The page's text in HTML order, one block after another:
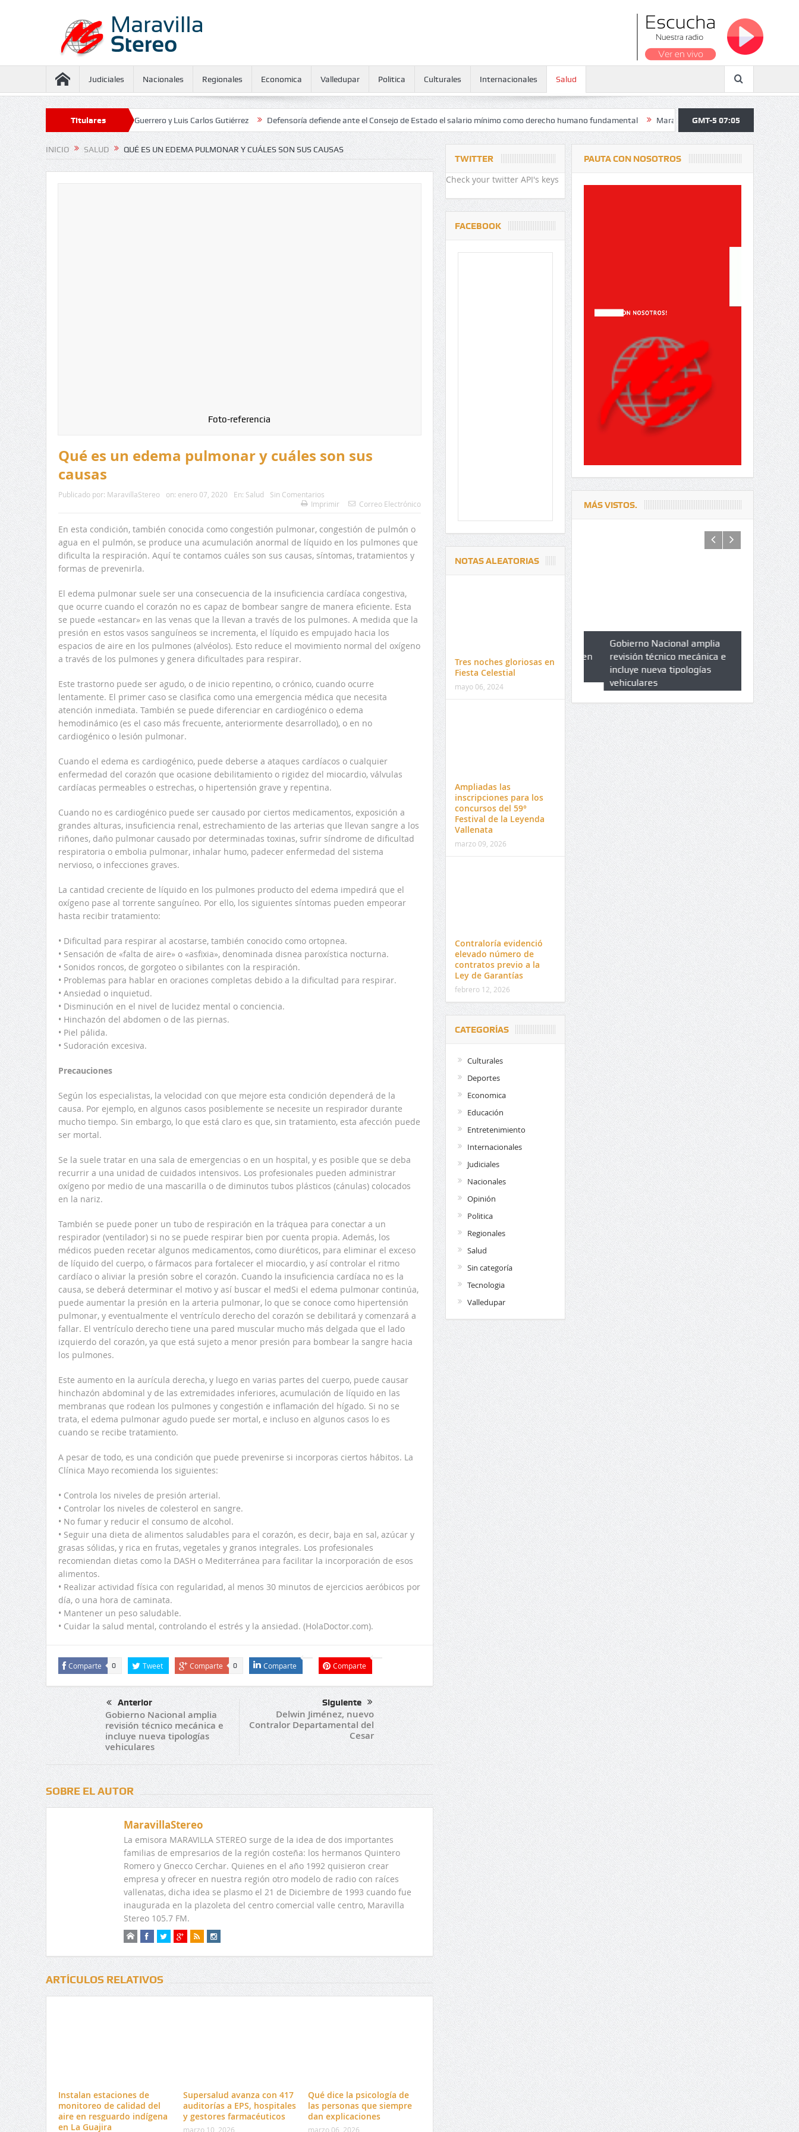
Judiciales Nacionales Regionales Economica Valledupar Politica Culturales Internacionales Salud
Titulares
contra Juliana Guerrero y Luis Carlos Gutiérrez Defensoría defiende ante el Consejo de Estado el salario mínimo como derecho humano fundamental Maratón atendió a más de 38.000 jóvenes y
GMT-5 07:05
INICIO SALUD QUÉ ES UN EDEMA PULMONAR Y CUÁLES SON SUS CAUSAS
Foto-referencia
Qué es un edema pulmonar y cuáles son sus
causas
Publicado por: MaravillaStereo on: enero 07, 2020 En: Salud
Sin Comentarios
Imprimir
Correo Electrónico
En esta condición, también conocida como congestión pulmonar, congestión de pulmón o
agua en el pulmón, se produce una acumulación anormal de líquido en los pulmones que
dificulta la respiración. Aquí te contamos cuáles son sus causas, síntomas, tratamientos y
formas de prevenirla.
El edema pulmonar suele ser una consecuencia de la insuficiencia cardíaca congestiva,
que ocurre cuando el corazón no es capaz de bombear sangre de manera eficiente. Esta
se puede «estancar» en las venas que la llevan a través de los pulmones. A medida que la
presión en estos vasos sanguíneos se incrementa, el líquido es empujado hacia los
espacios de aire en los pulmones (alvéolos). Esto reduce el movimiento normal del oxígeno
a través de los pulmones y genera dificultades para respirar.
Este trastorno puede ser agudo, o de inicio repentino, o crónico, cuando ocurre
lentamente. El primer caso se clasifica como una emergencia médica que necesita
atención inmediata. También se puede diferenciar en cardiogénico o edema
hemodinámico (es el caso más frecuente, anteriormente desarrollado), o en no
cardiogénico o lesión pulmonar.
Cuando el edema es cardiogénico, puede deberse a ataques cardíacos o cualquier
enfermedad del corazón que ocasione debilitamiento o rigidez del miocardio, válvulas
cardíacas permeables o estrechas, o hipertensión grave y repentina.
Cuando no es cardiogénico puede ser causado por ciertos medicamentos, exposición a
grandes alturas, insuficiencia renal, estrechamiento de las arterias que llevan sangre a los
riñones, daño pulmonar causado por determinadas toxinas, sufrir síndrome de dificultad
respiratoria o embolia pulmonar, inhalar humo, padecer enfermedad del sistema
nervioso, o infecciones graves.
La cantidad creciente de líquido en los pulmones producto del edema impedirá que el
oxígeno pase al torrente sanguíneo. Por ello, los siguientes síntomas pueden empeorar
hasta recibir tratamiento:
• Dificultad para respirar al acostarse, también conocido como ortopnea.
• Sensación de «falta de aire» o «asfixia», denominada disnea paroxística nocturna.
• Sonidos roncos, de gorgoteo o sibilantes con la respiración.
• Problemas para hablar en oraciones completas debido a la dificultad para respirar.
• Ansiedad o inquietud.
• Disminución en el nivel de lucidez mental o conciencia.
• Hinchazón del abdomen o de las piernas.
• Piel pálida.
• Sudoración excesiva.
Precauciones
Según los especialistas, la velocidad con que mejore esta condición dependerá de la
causa. Por ejemplo, en algunos casos posiblemente se necesite un respirador durante
mucho tiempo. Sin embargo, lo que está claro es que, sin tratamiento, esta afección puede
ser mortal.
Se la suele tratar en una sala de emergencias o en un hospital, y es posible que se deba
recurrir a una unidad de cuidados intensivos. Los profesionales pueden administrar
oxígeno por medio de una mascarilla o de diminutos tubos plásticos (cánulas) colocados
en la nariz.
También se puede poner un tubo de respiración en la tráquea para conectar a un
respirador (ventilador) si no se puede respirar bien por cuenta propia. Además, los
médicos pueden recetar algunos medicamentos, como diuréticos, para eliminar el exceso
de líquido del cuerpo, o fármacos para fortalecer el miocardio, y así controlar el ritmo
cardíaco o aliviar la presión sobre el corazón. Cuando la insuficiencia cardíaca no es la
causa, se deberá determinar el motivo y así buscar el medSi el edema pulmonar continúa,
puede aumentar la presión en la arteria pulmonar, lo que se conoce como hipertensión
pulmonar, y eventualmente el ventrículo derecho del corazón se debilitará y comenzará a
fallar. El ventrículo derecho tiene una pared muscular mucho más delgada que el lado
izquierdo del corazón, ya que está sujeto a menor presión para bombear la sangre hacia
los pulmones.
Este aumento en la aurícula derecha, y luego en varias partes del cuerpo, puede causar
hinchazón abdominal y de las extremidades inferiores, acumulación de líquido en las
membranas que rodean los pulmones y congestión e inflamación del hígado. Si no se
trata, el edema pulmonar agudo puede ser mortal, e incluso en algunos casos lo es
cuando se recibe tratamiento.
A pesar de todo, es una condición que puede prevenirse si incorporas ciertos hábitos. La
Clínica Mayo recomienda los siguientes:
• Controla los niveles de presión arterial.
• Controlar los niveles de colesterol en sangre.
• No fumar y reducir el consumo de alcohol.
• Seguir una dieta de alimentos saludables para el corazón, es decir, baja en sal, azúcar y
grasas sólidas, y rica en frutas, vegetales y granos integrales. Los profesionales
recomiendan dietas como la DASH o Mediterránea para facilitar la incorporación de esos
alimentos.
• Realizar actividad física con regularidad, al menos 30 minutos de ejercicios aeróbicos por
día, o una hora de caminata.
• Mantener un peso saludable.
• Cuidar la salud mental, controlando el estrés y la ansiedad. (HolaDoctor.com).
Comparte 0 Tweet Comparte 0 Comparte Comparte
Anterior
Gobierno Nacional amplia
revisión técnico mecánica e
incluye nueva tipologías
vehiculares
Siguiente
Delwin Jiménez, nuevo
Contralor Departamental del
Cesar
SOBRE EL AUTOR
MaravillaStereo
La emisora MARAVILLA STEREO surge de la idea de dos importantes
familias de empresarios de la región costeña: los hermanos Quintero
Romero y Gnecco Cerchar. Quienes en el año 1992 quisieron crear
empresa y ofrecer en nuestra región otro modelo de radio con raíces
vallenatas, dicha idea se plasmo el 21 de Diciembre de 1993 cuando fue
inaugurada en la plazoleta del centro comercial valle centro, Maravilla
Stereo 105.7 FM.
ARTÍCULOS RELATIVOS
Instalan estaciones de
monitoreo de calidad del
aire en resguardo indígena
en La Guajira
Supersalud avanza con 417
auditorías a EPS, hospitales
y gestores farmacéuticos
marzo 10, 2026
Qué dice la psicología de
las personas que siempre
dan explicaciones
marzo 06, 2026
TWITTER
Check your twitter API's keys
FACEBOOK
NOTAS ALEATORIAS
Tres noches gloriosas en
Fiesta Celestial
mayo 06, 2024
Ampliadas las
inscripciones para los
concursos del 59°
Festival de la Leyenda
Vallenata
marzo 09, 2026
Contraloría evidenció
elevado número de
contratos previo a la
Ley de Garantías
febrero 12, 2026
CATEGORÍAS
Culturales
Deportes
Economica
Educación
Entretenimiento
Internacionales
Judiciales
Nacionales
Opinión
Politica
Regionales
Salud
Sin categoría
Tecnologia
Valledupar
PAUTA CON NOSOTROS
MÁS VISTOS.
Delwin Jiménez, nuevo Contralor
Departamental del Cesar
El 17 de enero vence plazo de
venta de pines para matrícula en
preuniversitario de la UPC
Gobierno Nacional amplia
revisión técnico mecánica e
incluye nueva tipologías
vehiculares
Qué es un
cuáles son